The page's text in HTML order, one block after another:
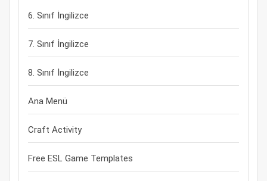
6. Sınıf İngilizce
7. Sınıf İngilizce
8. Sınıf İngilizce
Ana Menü
Craft Activity
Free ESL Game Templates